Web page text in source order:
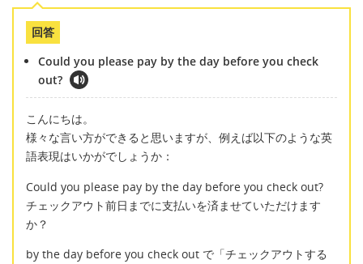
回答
Could you please pay by the day before you check
out?
こんにちは。
様々な言い方ができると思いますが、例えば以下のような英
語表現はいかがでしょうか：
Could you please pay by the day before you check out?
チェックアウト前日までに支払いを済ませていただけます
か？
by the day before you check out で「チェックアウトする